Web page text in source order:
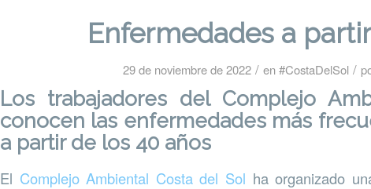
Enfermedades a
29 de noviembre de 2022 / en#CostaDelSol /
Los trabajadores del Complejo
conocen las enfermedades más
a partir de los 40 años
El Complejo Ambiental Costa del Sol ha organizado